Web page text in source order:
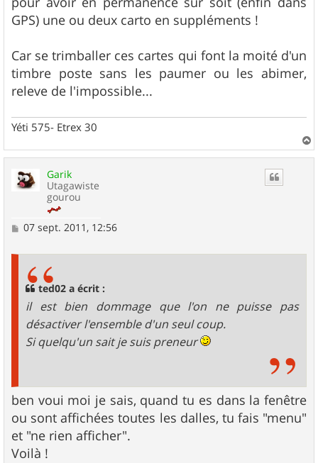
GPS) une ou deux carto en suppléments !
Car se trimballer ces cartes qui font la moité d'un
timbre poste sans les paumer ou les abimer,
releve de l'impossible...
Yéti 575- Etrex 30
a
Garik
Utagawiste
gourou
M
07 sept. 2011, 12:56
ted02 a écrit :
il est bien dommage que l'on ne puisse pas
désactiver l'ensemble d'un seul coup.
Si quelqu'un sait je suis preneur
ben voui moi je sais, quand tu es dans la fenêtre
ou sont affichées toutes les dalles, tu fais "menu"
et "ne rien afficher".
Voilà !